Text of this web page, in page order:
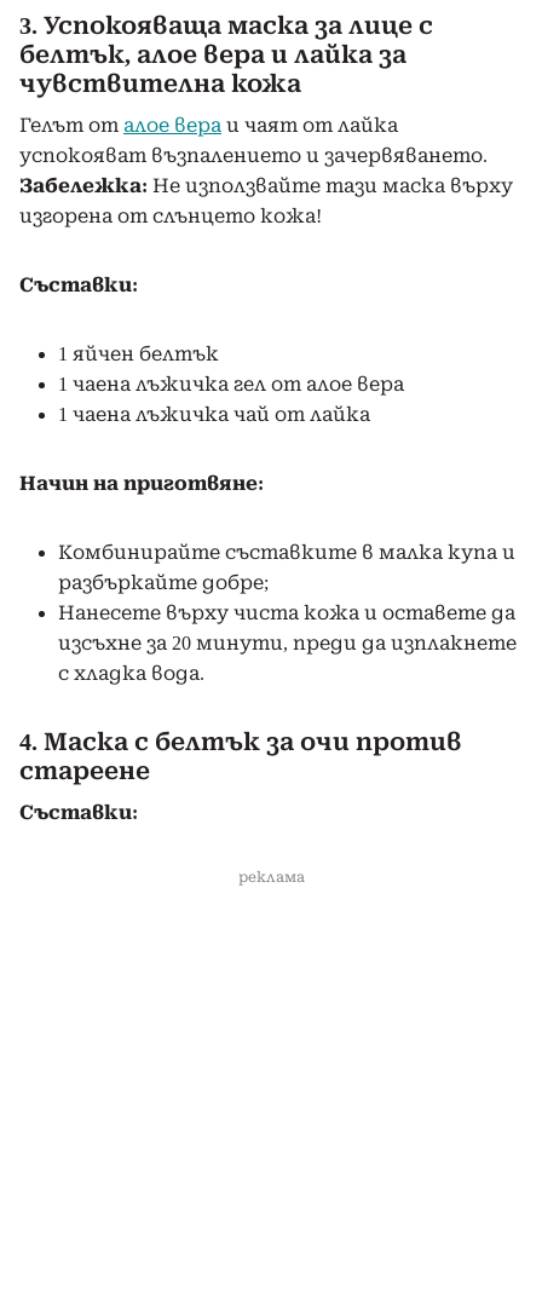
3. Успокояваща маска за лице с
белтък, алое вера и лайка за
чувствителна кожа
Гелът от алое вера и чаят от лайка
успокояват възпалението и зачервяването.
Забележка: Не използвайте тази маска върху
изгорена от слънцето кожа!
Съставки:
1 яйчен белтък
1 чаена лъжичка гел от алое вера
1 чаена лъжичка чай от лайка
Начин на приготвяне:
Комбинирайте съставките в малка купа и
разбъркайте добре;
Нанесете върху чиста кожа и оставете да
изсъхне за 20 минути, преди да изплакнете
с хладка вода.
4. Маска с белтък за очи против
стареене
Съставки:
реклама